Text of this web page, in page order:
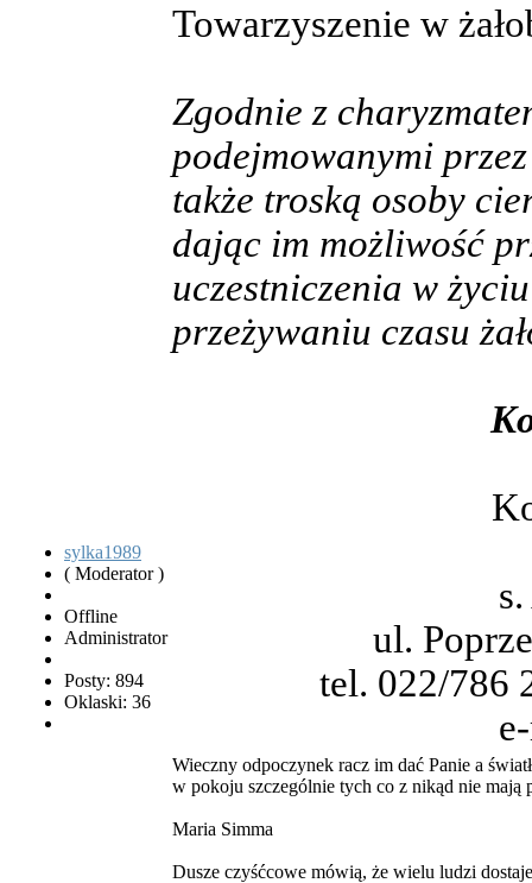
sylka1989
( Moderator )
Offline
Administrator
Posty: 894
Oklaski: 36
Towarzyszenie w
Zgodnie z
podejmowanymi
także troską osoby
dając im możliwość
uczestniczenia w
przeżywaniu czasu
ul.
tel. 022/786
Wieczny odpoczynek racz im dać Panie a
w pokoju szczególnie tych co z nikąd nie mają
Maria Simma
Dusze czyśćcowe mówią, że wielu ludzi